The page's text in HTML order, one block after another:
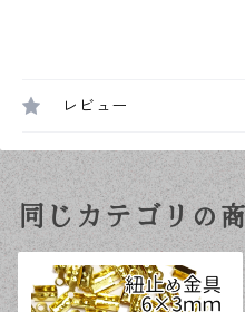
レビュー
同じカテゴリの